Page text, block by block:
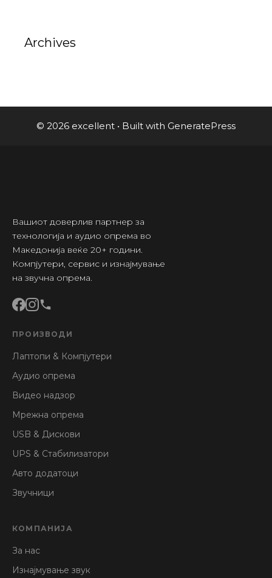
Archives
© 2026 excellent • Built with GeneratePress
Вашиот доверлив партнер за
технологија и аудио опрема во
Македонија веќе 20+ години.
Компјутери, сервис и изнајмување
на звучна опрема.
ПРОИЗВОДИ
Лаптопи & Компјутери
Аудио опрема
Видео надзор
Мрежна опрема
USB & Дискови
UPS & Стабилизатори
Авто додатоци
Звучници
КОМПАНИЈА
За нас
Изнајмување звук